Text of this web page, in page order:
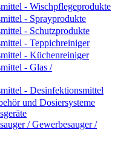
- Wischpflegeprodukte
- Sprayprodukte
- Schutzprodukte
- Teppichreiniger
- Küchenreiniger
- Glas /
- Desinfektionsmittel
und Dosiersysteme
/ Gewerbesauger /